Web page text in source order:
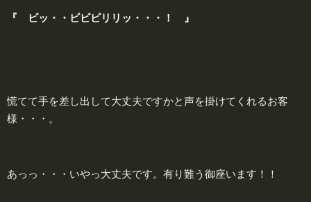
『 ビッ・・ビビビリリッ・・・！ 』
慌てて手を差し出して大丈夫ですかと声を掛けてくれるお客
様・・・。
あっっ・・・いやっ大丈夫です。有り難う御座います！！